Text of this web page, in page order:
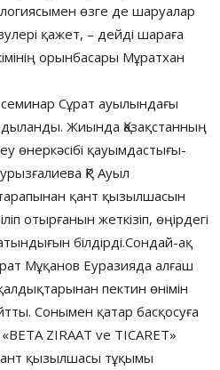
өзге де шаруалар
қажет, – дейді шараға
орынбасары Мұратхан
семинар Сұрат ауылындағы
Жиында Қазақстанның
өнеркәсібі қауымдастығы-
ҚР Ауыл
қант қызылшасын
отырғанын жеткізіп, өңірдегі
білдірді.Сондай-ақ
Мұқанов Еуразияда алғаш
пектин өнімін
Сонымен қатар басқосуға
ZIRAAT ve TICARET»
қызылшасы тұқымы